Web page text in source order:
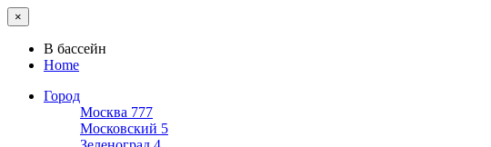
×
В бассейн
Home
Город
Москва 777
Московский 5